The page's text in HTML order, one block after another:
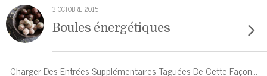
3 OCTOBRE 2015
Boules énergétiques
Charger Des Entrées Supplémentaires Taguées De Cette Façon…